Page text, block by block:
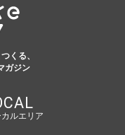
くる、
ガジン
カルエリア